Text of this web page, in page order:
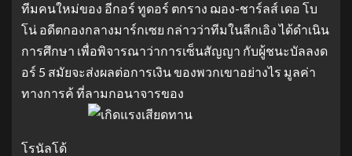
ทีมคนใหม่ของ อีกอร์ ทูดอร์ ตกราง ฌอง-ชาร์ลส์ เดอ โบ
โน่ อดีตกองกลางมาร์กเซย กล่าวว่าทีมในลีกเอิง ได้ดําเนิน
การศึกษา เพื่อพิจารณาว่าการเซ็นสัญญา กับผู้ชนะบัลลงด
อร์ 5 สมัยจะส่งผลต่อการเงิน ของพวกเขาอย่างไร มูลค่า
ทางการค้ ที่ลามกอนาจารของ
โรนัลโด้